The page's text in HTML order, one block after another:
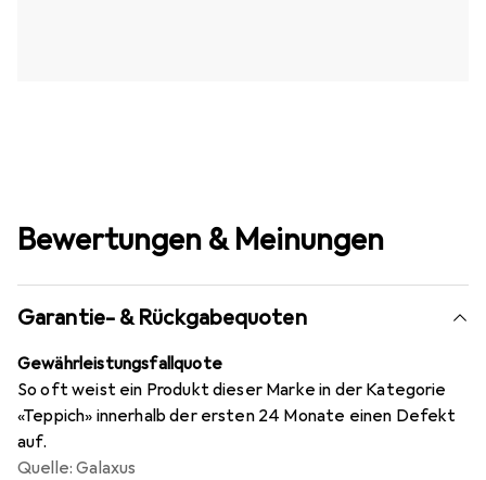
Bewertungen & Meinungen
Garantie- & Rückgabequoten
Gewährleistungsfallquote
So oft weist ein Produkt dieser Marke in der Kategorie
«Teppich» innerhalb der ersten 24 Monate einen Defekt
auf.
Quelle: Galaxus